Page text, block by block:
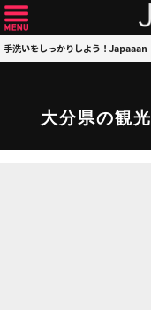
手洗いをしっかりしよう！Japaaan
大分県の観